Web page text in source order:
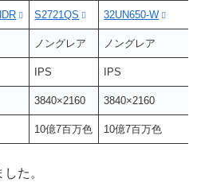
S2721QS 32UN650-W
ノングレア ノングレア
IPS IPS
3840×2160 3840×2160
10億7百万色 10億7百万色
た。